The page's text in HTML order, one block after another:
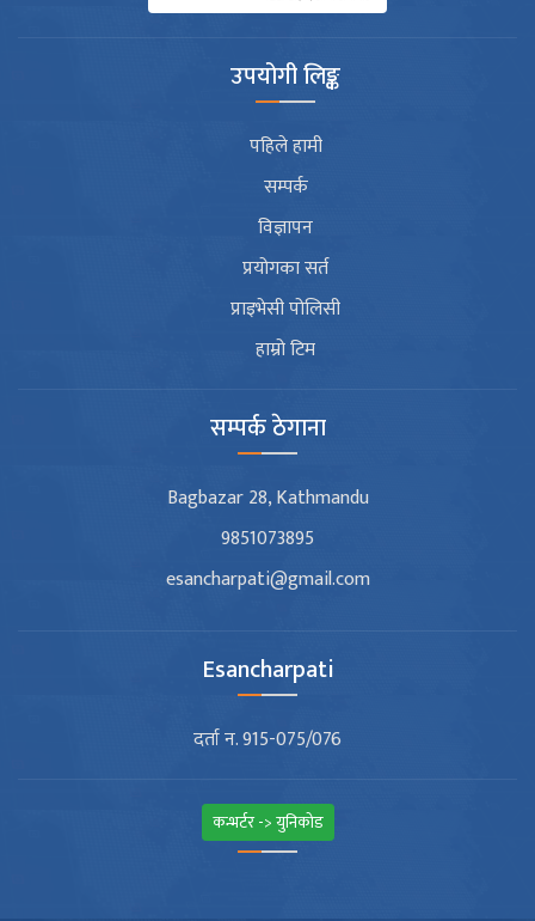
उपयोगी लिङ्क
पहिले हामी
सम्पर्क
विज्ञापन
प्रयोगका सर्त
प्राइभेसी पोलिसी
हाम्रो टिम
सम्पर्क ठेगाना
Bagbazar 28, Kathmandu
9851073895
esancharpati@gmail.com
Esancharpati
दर्ता न. 915-075/076
कन्भर्टर -> युनिकोड